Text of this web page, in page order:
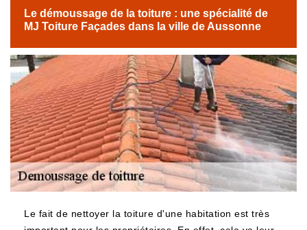
Le démoussage de la toiture : une spécialité de
MJ Toiture Façades dans la ville de Aussonne
Le fait de nettoyer la toiture d'une habitation est très